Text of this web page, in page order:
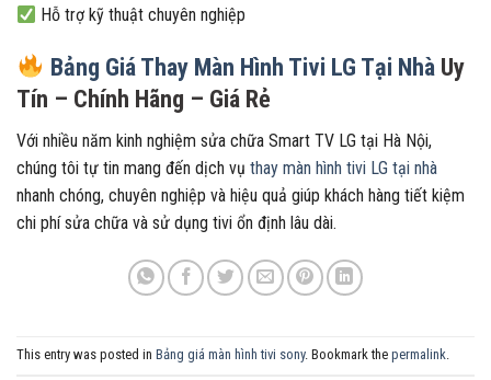
Hỗ trợ kỹ thuật chuyên nghiệp
Bảng Giá Thay Màn Hình Tivi LG Tại NhàUy
Tín – Chính Hãng – Giá Rẻ
Với nhiều năm kinh nghiệm sửa chữa Smart TV LG tại Hà Nội,
chúng tôi tự tin mang đến dịch vụ thay màn hình tivi LG tại nhà
nhanh chóng, chuyên nghiệp và hiệu quả giúp khách hàng tiết kiệm
chi phí sửa chữa và sử dụng tivi ổn định lâu dài.
This entry was posted in Bảng giá màn hình tivi sony. Bookmark the permalink.